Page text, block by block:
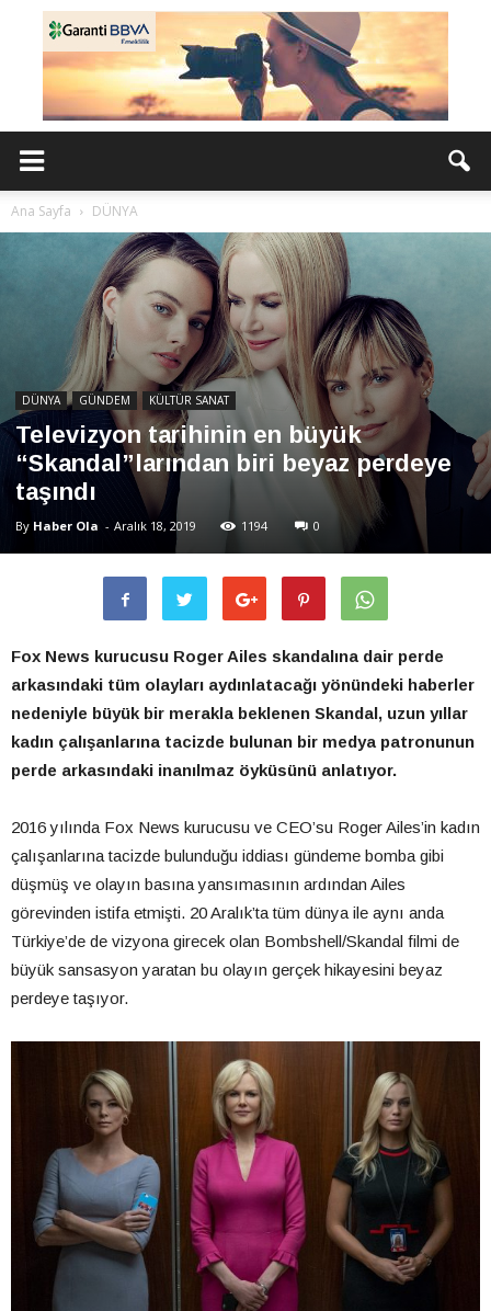
Ana Sayfa DÜNYA
DÜNYA GÜNDEM KÜLTÜR SANAT
Televizyon tarihinin en büyük
“Skandal”larından biri beyaz perdeye
taşındı
By Haber Ola - Aralık 18, 2019 1194 0
Fox News kurucusu Roger Ailes skandalına dair perde
arkasındaki tüm olayları aydınlatacağı yönündeki haberler
nedeniyle büyük bir merakla beklenen Skandal, uzun yıllar
kadın çalışanlarına tacizde bulunan bir medya patronunun
perde arkasındaki inanılmaz öyküsünü anlatıyor.
2016 yılında Fox News kurucusu ve CEO’su Roger Ailes’in kadın
çalışanlarına tacizde bulunduğu iddiası gündeme bomba gibi
düşmüş ve olayın basına yansımasının ardından Ailes
görevinden istifa etmişti. 20 Aralık’ta tüm dünya ile aynı anda
Türkiye’de de vizyona girecek olan Bombshell/Skandal filmi de
büyük sansasyon yaratan bu olayın gerçek hikayesini beyaz
perdeye taşıyor.